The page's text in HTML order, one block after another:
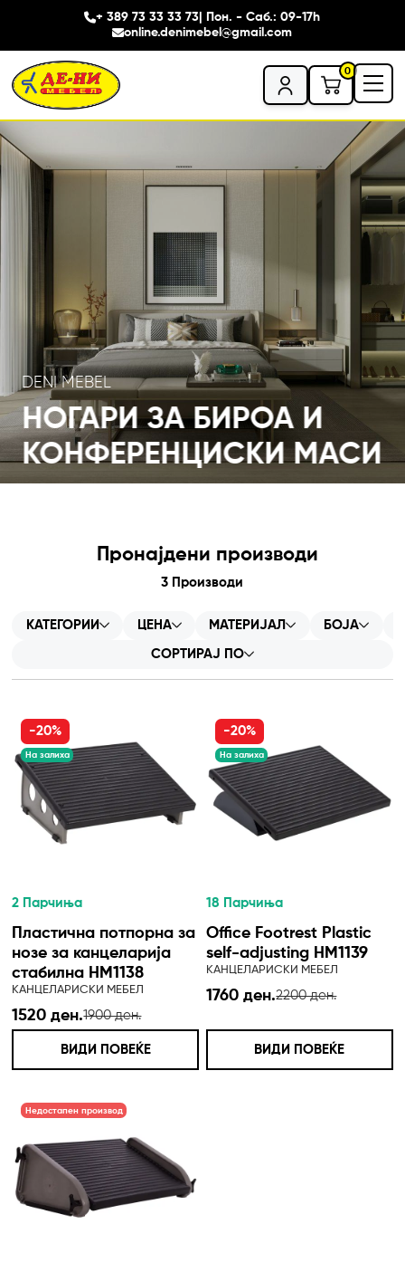
+ 389 73 33 33 73 | Пон. - Саб.: 09-17h
online.denimebel@gmail.com
0
DENI MEBEL
НОГАРИ ЗА БИРОА И
КОНФЕРЕНЦИСКИ МАСИ
Пронајдени производи
3 Производи
КАТЕГОРИИ ЦЕНА МАТЕРИЈАЛ БОЈА
СОРТИРАЈ ПО
-20%
На залиха
2 Парчиња
Пластична потпорна за
нозе за канцеларија
стабилна HM1138
КАНЦЕЛАРИСКИ МЕБЕЛ
1520 ден.1900 ден.
ВИДИ ПОВЕЌЕ
-20%
На залиха
18 Парчиња
Office Footrest Plastic
self-adjusting HM1139
КАНЦЕЛАРИСКИ МЕБЕЛ
1760 ден.2200 ден.
ВИДИ ПОВЕЌЕ
Недостапен производ